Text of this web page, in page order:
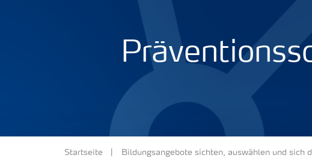
Startseite Bildungsangebote sichten, auswählen und sich